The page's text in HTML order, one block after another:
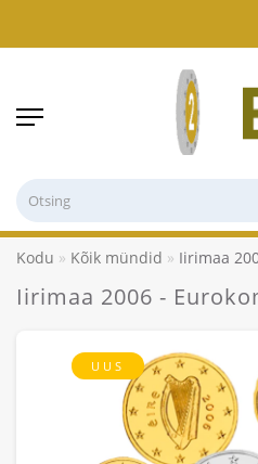
Kodu Kõik mündid Iirimaa
Iirimaa 2006 -
UUS